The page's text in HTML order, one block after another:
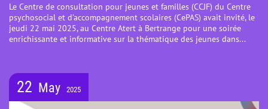
Le Centre de consultation pour jeunes et familles (CCJF) du Centre
psychosocial et d’accompagnement scolaires (CePAS) avait invité, le
jeudi 22 mai 2025, au Centre Atert à Bertrange pour une soirée
enrichissante et informative sur la thématique des jeunes dans...
22 May 2025